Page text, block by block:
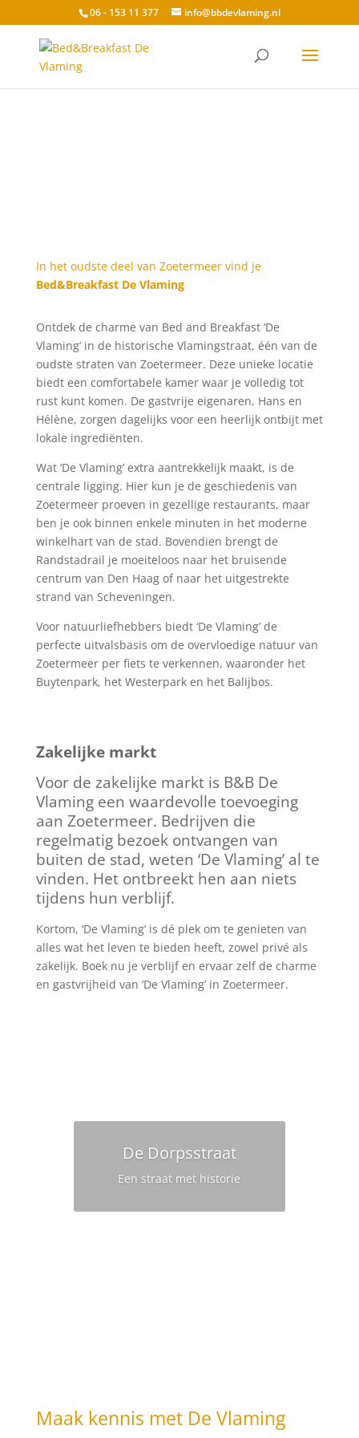
06 - 153 11 377 info@bbdevlaming.nl
In het oudste deel van Zoetermeer vind je
Bed&Breakfast De Vlaming
Ontdek de charme van Bed and Breakfast ‘De
Vlaming’ in de historische Vlamingstraat, één van de
oudste straten van Zoetermeer. Deze unieke locatie
biedt een comfortabele kamer waar je volledig tot
rust kunt komen. De gastvrije eigenaren, Hans en
Hélène, zorgen dagelijks voor een heerlijk ontbijt met
lokale ingrediënten.
Wat ‘De Vlaming’ extra aantrekkelijk maakt, is de
centrale ligging. Hier kun je de geschiedenis van
Zoetermeer proeven in gezellige restaurants, maar
ben je ook binnen enkele minuten in het moderne
winkelhart van de stad. Bovendien brengt de
Randstadrail je moeiteloos naar het bruisende
centrum van Den Haag of naar het uitgestrekte
strand van Scheveningen.
Voor natuurliefhebbers biedt ‘De Vlaming’ de
perfecte uitvalsbasis om de overvloedige natuur van
Zoetermeer per fiets te verkennen, waaronder het
Buytenpark, het Westerpark en het Balijbos.
Zakelijke markt
Voor de zakelijke markt is B&B De
Vlaming een waardevolle toevoeging
aan Zoetermeer. Bedrijven die
regelmatig bezoek ontvangen van
buiten de stad, weten ‘De Vlaming’ al te
vinden. Het ontbreekt hen aan niets
tijdens hun verblijf.
Kortom, ‘De Vlaming’ is dé plek om te genieten van
alles wat het leven te bieden heeft, zowel privé als
zakelijk. Boek nu je verblijf en ervaar zelf de charme
en gastvrijheid van ‘De Vlaming’ in Zoetermeer.
De Dorpsstraat
Een straat met historie
Maak kennis met De Vlaming